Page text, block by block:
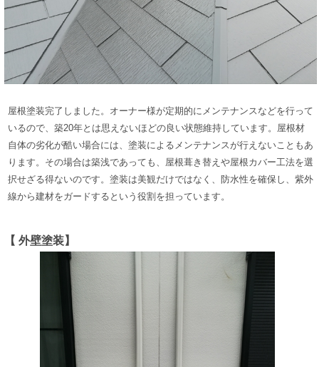
屋根塗装完了しました。オーナー様が定期的にメンテナンスなどを行って
いるので、築20年とは思えないほどの良い状態維持しています。 屋根材
自体の劣化が酷い場合には、塗装によるメンテナンスが行えないこともあ
ります。 その場合は築浅であっても、屋根葺き替えや屋根カバー工法を選
択せざる得ないのです。 塗装は美観だけではなく、防水性を確保し、紫外
線から建材をガードするという役割を担っています。
【 外壁塗装】